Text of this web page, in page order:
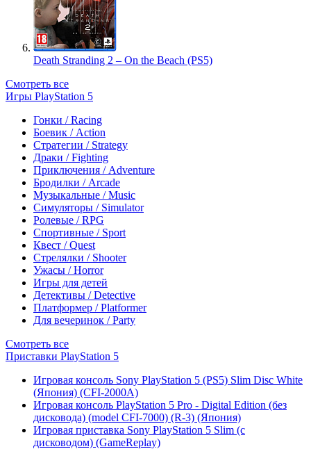
Death Stranding 2 – On the Beach (PS5)
Смотреть все
Игры PlayStation 5
Гонки / Racing
Боевик / Action
Стратегии / Strategy
Драки / Fighting
Приключения / Adventure
Бродилки / Arcade
Музыкальные / Music
Симуляторы / Simulator
Ролевые / RPG
Спортивные / Sport
Квест / Quest
Стрелялки / Shooter
Ужасы / Horror
Игры для детей
Детективы / Detective
Платформер / Platformer
Для вечеринок / Party
Смотреть все
Приставки PlayStation 5
Игровая консоль Sony PlayStation 5 (PS5) Slim Disc White
(Япония) (CFI-2000A)
Игровая консоль PlayStation 5 Pro - Digital Edition (без
дисковода) (model CFI-7000) (R-3) (Япония)
Игровая приставка Sony PlayStation 5 Slim (с
дисководом) (GameReplay)